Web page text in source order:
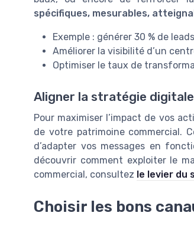
spécifiques, mesurables,
Exemple : générer 30 % de
Améliorer la visibilité d’un
Optimiser le taux de
Aligner la stratégie
Pour maximiser l’impact de vos
de votre patrimoine commercial.
d’adapter vos messages en
découvrir comment exploiter le
commercial, consultez le levier du
Choisir les bons